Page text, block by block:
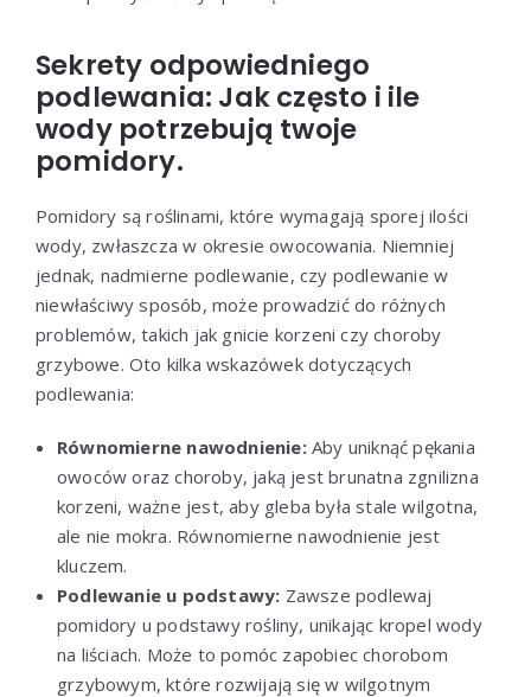
Sekrety odpowiedniego
podlewania: Jak często i ile
wody potrzebują twoje
pomidory.
Pomidory są roślinami, które wymagają sporej ilości
wody, zwłaszcza w okresie owocowania. Niemniej
jednak, nadmierne podlewanie, czy podlewanie w
niewłaściwy sposób, może prowadzić do różnych
problemów, takich jak gnicie korzeni czy choroby
grzybowe. Oto kilka wskazówek dotyczących
podlewania:
Równomierne nawodnienie:Aby uniknąć pękania
owoców oraz choroby, jaką jest brunatna zgnilizna
korzeni, ważne jest, aby gleba była stale wilgotna,
ale nie mokra. Równomierne nawodnienie jest
kluczem.
Podlewanie u podstawy: Zawsze podlewaj
pomidory u podstawy rośliny, unikając kropel wody
na liściach. Może to pomóc zapobiec chorobom
grzybowym, które rozwijają się w wilgotnym